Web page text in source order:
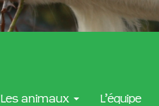
Les animaux L’équipe